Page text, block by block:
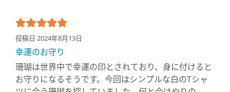
投稿日 2024年8月13日
幸運のお守り
珊瑚は世界中で幸運の印とされており、身に付けると
お守りになるそうです。今回はシンプルな白のTシャ